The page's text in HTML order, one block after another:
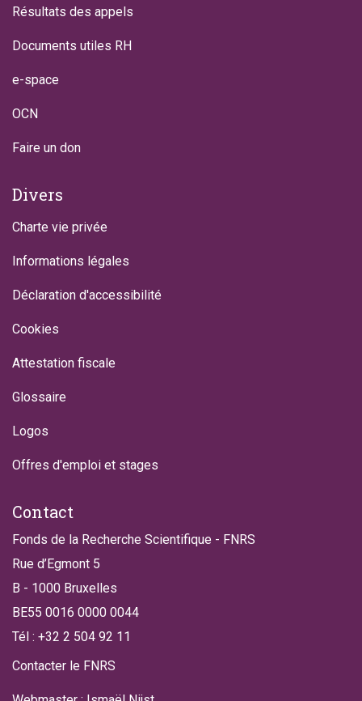
Résultats des appels
Documents utiles RH
e-space
OCN
Faire un don
Divers
Charte vie privée
Informations légales
Déclaration d'accessibilité
Cookies
Attestation fiscale
Glossaire
Logos
Offres d'emploi et stages
Contact
Fonds de la Recherche Scientifique - FNRS
Rue d’Egmont 5
B - 1000 Bruxelles
BE55 0016 0000 0044
Tél : +32 2 504 92 11
Contacter le FNRS